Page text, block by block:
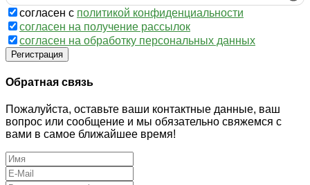
согласен с политикой конфиденциальности
согласен на получение рассылок
согласен на обработку персональных данных
Регистрация
Обратная связь
Пожалуйста, оставьте ваши контактные данные, ваш
вопрос или сообщение и мы обязательно свяжемся с
вами в самое ближайшее время!